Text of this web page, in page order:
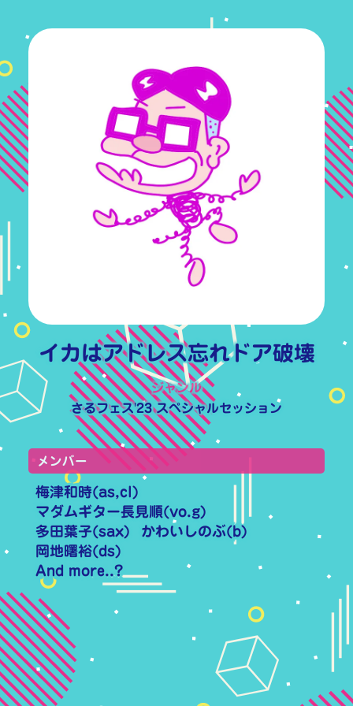
イカはアドレス忘れドア破壊
ジャンル
さるフェス'23スペシャルセッション
メンバー
梅津和時(as,cl)
マダムギター長見順(vo.g)
多田葉子(sax)
かわいしのぶ(b)
岡地曙裕(ds)
And more..?